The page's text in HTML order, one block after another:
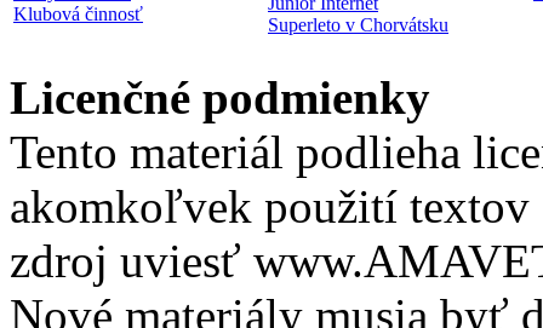
Klubová činnosť
Superleto v Chorvátsku
Licenčné podmienky
Tento materiál podlieha
akomkoľvek použití textov
zdroj uviesť
Nové materiály musia byť